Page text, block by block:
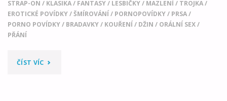
STRAP-ON / KLASIKA/ FANTASY/ LESBIČKY/ MAZLENÍ / TROJKA/
EROTICKÉ POVÍDKY/ŠMÍROVÁNÍ / PORNOPOVÍDKY/ PRSA/
PORNO POVÍDKY/ BRADAVKY/ KOUŘENÍ / DŽIN / ORÁLNÍ SEX/
PŘÁNÍ
ČÍST VÍC"BOBOVO